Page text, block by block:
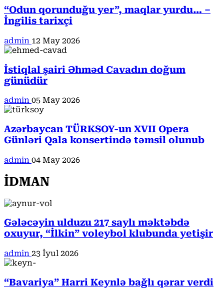
“Odun qorunduğu yer”, maqlar yurdu… –
İngilis tarixçi
admin 12 May 2026
İstiqlal şairi Əhməd Cavadın doğum
günüdür
admin 05 May 2026
Azərbaycan TÜRKSOY-un XVII Opera
Günləri Qala konsertində təmsil olunub
admin 04 May 2026
İDMAN
Gələcəyin ulduzu 217 saylı məktəbdə
oxuyur, “İlkin” voleybol klubunda yetişir
admin 23 İyul 2026
“Bavariya” Harri Keynlə bağlı qərar verdi